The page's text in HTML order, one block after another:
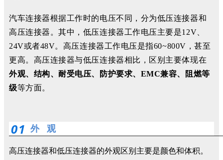
汽车连接器根据工作时的电压不同，分为低压连接器和
高压连接器。其中，低压连接器工作电压主要是12V、
24V或者48V。高压连接器工作电压是指60~800V，甚至
更高。高压连接器与低压连接器相比，区别主要体现在
外观、结构、耐受电压、防护要求、EMC兼容、阻燃等
级等方面。
01 外 观
高压连接器和低压连接器的外观区别主要是颜色和体积。